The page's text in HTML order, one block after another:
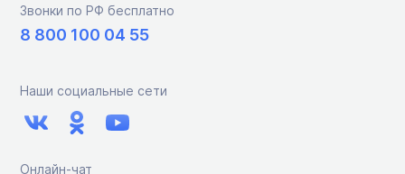
Звонки по РФ бесплатно
8 800 100 04 55
Наши социальные сети
Онлайн-чат